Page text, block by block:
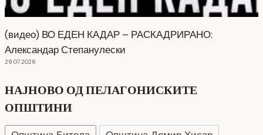
(видео) ВО ЕДЕН КАДАР – РАСКАДРИРАНО:
Александар Степанулески
29.07.2026
НАЈНОВО ОД ПЕЛАГОНИСКИТЕ
ОПШТИНИ